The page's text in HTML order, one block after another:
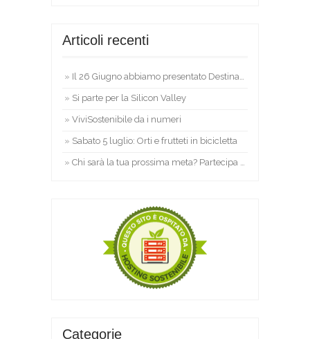
Articoli recenti
Il 26 Giugno abbiamo presentato Destinazione Umana
Si parte per la Silicon Valley
ViviSostenibile da i numeri
Sabato 5 luglio: Orti e frutteti in bicicletta
Chi sarà la tua prossima meta? Partecipa all’evento!
Categorie